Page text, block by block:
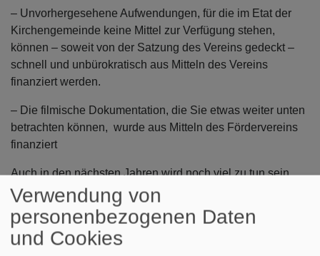
– Unvorhergesehene Aufwendungen, für die im Etat der
Kirchengemeinde keine Mittel zur Verfügung stehen,
können – soweit von der Satzung des Vereins gedeckt –
schnell und unbürokratisch aus Mitteln des Vereins
finanziert werden.
– Die filmische Dokumentation, die Sie etwas weiter unten
betrachten können, wurde aus Mitteln des Fördervereins
finanziert
Auch in den nächsten Jahren wird noch viel zu tun sein.
Unterstützen daher auch Sie die Ziele des Vereins durch
Der Jahresbeitrag beträgt nur 25 Euro (!) und ist steuerlich
Verwendung von
personenbezogenen Daten
und Cookies